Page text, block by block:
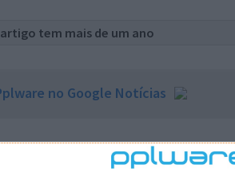
tem mais de um ano
no Google Notícias